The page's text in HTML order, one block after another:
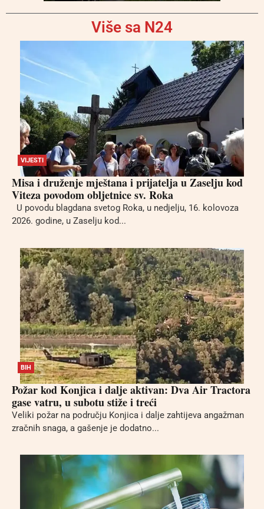
Više sa N24
VIJESTI
Misa i druženje mještana i prijatelja u Zaselju kod
Viteza povodom obljetnice sv. Roka
U povodu blagdana svetog Roka, u nedjelju, 16. kolovoza
2026. godine, u Zaselju kod...
BIH
Požar kod Konjica i dalje aktivan: Dva Air Tractora
gase vatru, u subotu stiže i treći
Veliki požar na području Konjica i dalje zahtijeva angažman
zračnih snaga, a gašenje je dodatno...